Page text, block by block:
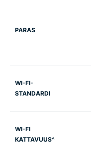
PARAS
WI-FI-
STANDARDI
WI-FI
KATTAVUUS^